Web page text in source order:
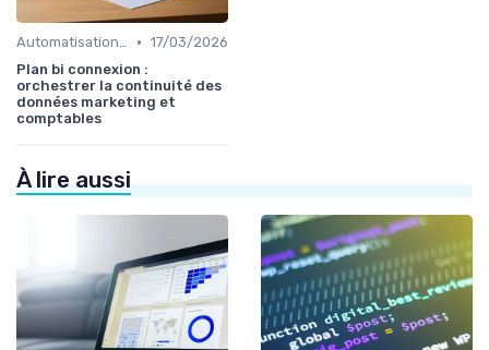
Automatisation et RPA • 17/03/2026
Plan bi connexion :
orchestrer la continuité des
données marketing et
comptables
À lire aussi